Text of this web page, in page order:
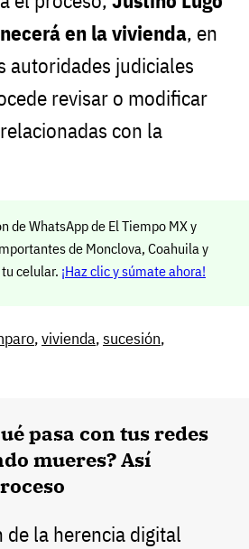
en la vivienda, en
autoridades judiciales
revisar o modificar
con la
de WhatsApp de El Tiempo MX y
de Monclova, Coahuila y
celular. ¡Haz clic y súmate ahora!
,vivienda,sucesión,
pasa con tus redes
mueres? Así
de la herencia digital